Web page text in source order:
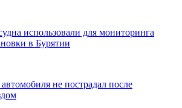
использовали для мониторинга
в Бурятии
не пострадал после